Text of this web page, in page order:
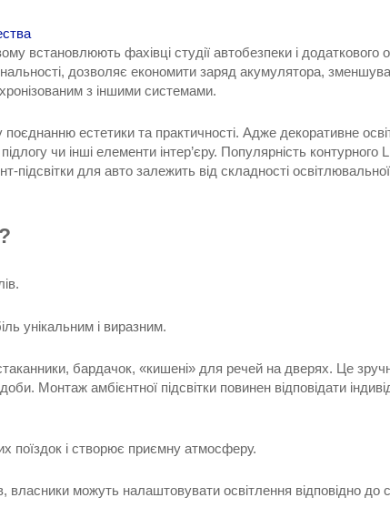
встановлюють фахівці студії автобезпеки і
дозволяє економити заряд акумулятора,
з іншими системами.
естетики та практичності. Адже декоративне
чи інші елементи інтер’єру. Популярність
для авто залежить від складності освітлювальної
унікальним і виразним.
бардачок, «кишені» для речей на дверях. Це
Монтаж амбієнтної підсвітки повинен відповідати
поїздок і створює приємну атмосферу.
власники можуть налаштовувати освітлення відповідно